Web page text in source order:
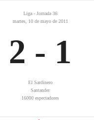
Liga - Jornada 36
martes, 10 de mayo de 2011
2 - 1
El Sardinero
Santander
16000 espectadores